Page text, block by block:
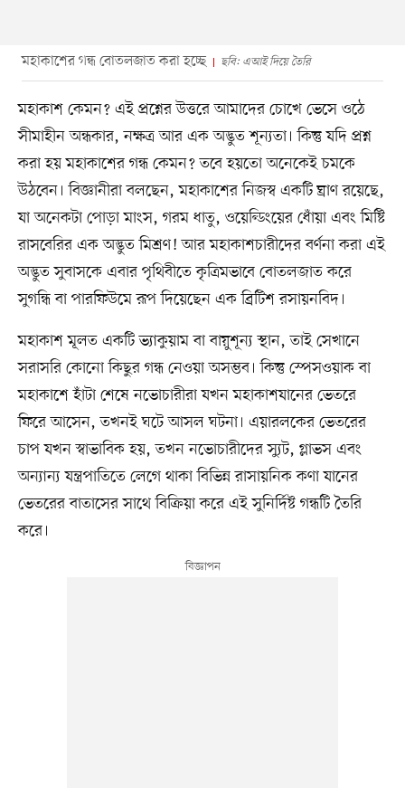
মহাকাশের গন্ধ বোতলজাত করা হচ্ছে ছবি: এআই দিয়ে তৈরি
মহাকাশ কেমন? এই প্রশ্নের উত্তরে আমাদের চোখে ভেসে ওঠে
সীমাহীন অন্ধকার, নক্ষত্র আর এক অদ্ভুত শূন্যতা। কিন্তু যদি প্রশ্ন
করা হয় মহাকাশের গন্ধ কেমন? তবে হয়তো অনেকেই চমকে
উঠবেন। বিজ্ঞানীরা বলছেন, মহাকাশের নিজস্ব একটি ঘ্রাণ রয়েছে,
যা অনেকটা পোড়া মাংস, গরম ধাতু, ওয়েল্ডিংয়ের ধোঁয়া এবং মিষ্টি
রাসবেরির এক অদ্ভুত মিশ্রণ! আর মহাকাশচারীদের বর্ণনা করা এই
অদ্ভুত সুবাসকে এবার পৃথিবীতে কৃত্রিমভাবে বোতলজাত করে
সুগন্ধি বা পারফিউমে রূপ দিয়েছেন এক ব্রিটিশ রসায়নবিদ।
মহাকাশ মূলত একটি ভ্যাকুয়াম বা বায়ুশূন্য স্থান, তাই সেখানে
সরাসরি কোনো কিছুর গন্ধ নেওয়া অসম্ভব। কিন্তু স্পেসওয়াক বা
মহাকাশে হাঁটা শেষে নভোচারীরা যখন মহাকাশযানের ভেতরে
ফিরে আসেন, তখনই ঘটে আসল ঘটনা। এয়ারলকের ভেতরের
চাপ যখন স্বাভাবিক হয়, তখন নভোচারীদের স্যুট, গ্লাভস এবং
অন্যান্য যন্ত্রপাতিতে লেগে থাকা বিভিন্ন রাসায়নিক কণা যানের
ভেতরের বাতাসের সাথে বিক্রিয়া করে এই সুনির্দিষ্ট গন্ধটি তৈরি
করে।